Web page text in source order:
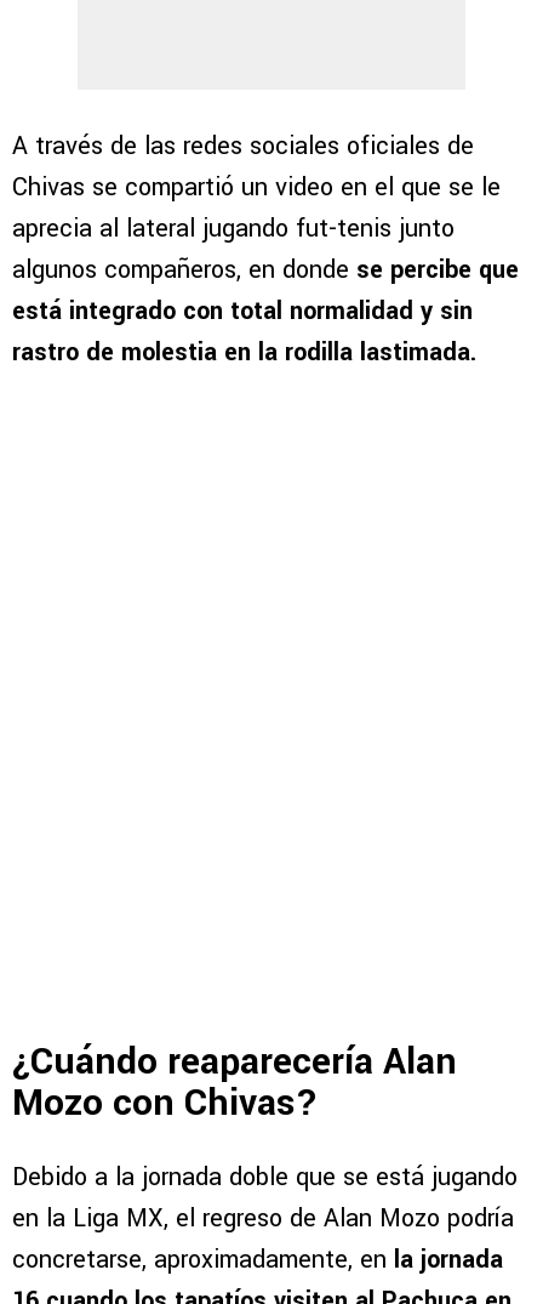
A través de las redes sociales oficiales de
Chivas se compartió un video en el que se le
aprecia al lateral jugando fut-tenis junto
algunos compañeros, en donde se percibe que
está integrado con total normalidad y sin
rastro de molestia en la rodilla lastimada.
¿Cuándo reaparecería Alan
Mozo con Chivas?
Debido a la jornada doble que se está jugando
en la Liga MX, el regreso de Alan Mozo podría
concretarse, aproximadamente, en la jornada